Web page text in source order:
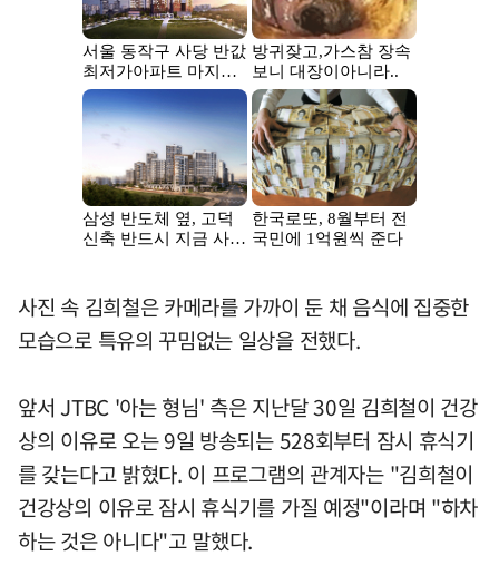
사진 속 김희철은 카메라를 가까이 둔 채 음식에 집중한
모습으로 특유의 꾸밈없는 일상을 전했다.
앞서 JTBC '아는 형님' 측은 지난달 30일 김희철이 건강
상의 이유로 오는 9일 방송되는 528회부터 잠시 휴식기
를 갖는다고 밝혔다. 이 프로그램의 관계자는 "김희철이
건강상의 이유로 잠시 휴식기를 가질 예정"이라며 "하차
하는 것은 아니다"고 말했다.